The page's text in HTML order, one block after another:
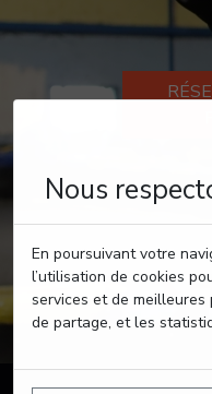
Nous
En poursuivant votre
l’utilisation de cookies
services et de
de partage, et les